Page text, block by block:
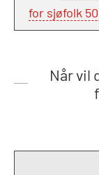
for sjøfolk
Når vil